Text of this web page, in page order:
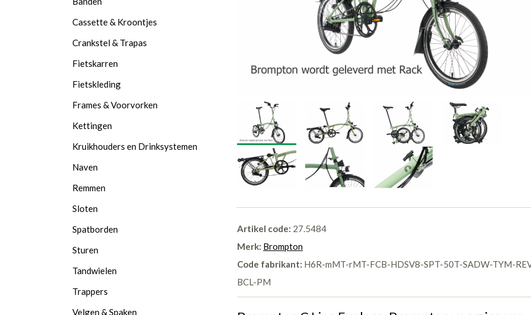
Artikel code: 27.5484
Merk: Brompton
Code fabrikant: H6R-mMT-rMT-FCB-HDSV8-SPT-50T-SADW-TYM-
BCL-PM
Cassette & Kroontjes
Crankstel & Trapas
Fietskarren
Fietskleding
Frames & Voorvorken
Kettingen
Kruikhouders en Drinksystemen
Naven
Remmen
Sloten
Spatborden
Sturen
Tandwielen
Trappers
Velgen & Spaken